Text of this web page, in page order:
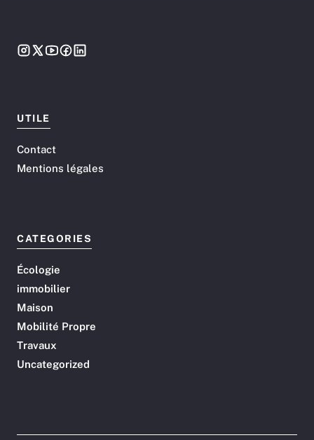
UTILE
Contact
Mentions légales
CATEGORIES
Écologie
immobilier
Maison
Mobilité Propre
Travaux
Uncategorized